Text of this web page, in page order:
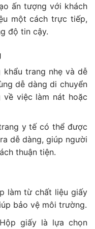
ấn tượng với khách
một cách trực tiếp,
độ tin cậy.
trang nhẹ và dễ
dễ dàng di chuyển
về việc làm nát hoặc
y tế có thể được
dễ dàng, giúp người
thuận tiện.
làm từ chất liệu giấy
bảo vệ môi trường.
giấy là lựa chọn